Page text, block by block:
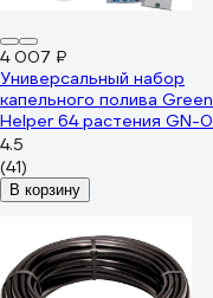
4 007 ₽
Универсальный набор
капельного полива Green
Helper 64 растения GN-
4.5
(41)
В корзину